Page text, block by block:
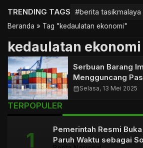
TRENDING TAGS #berita tasikmalaya
Beranda » Tag "kedaulatan ekonomi"
kedaulatan ekonomi
Serbuan Barang
Mengguncang
calendar_monthSelasa, 13 Mei 2025
TERPOPULER
Pemerintah Resmi
Paruh Waktu sebagai